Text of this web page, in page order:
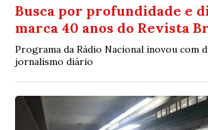
Busca por profundidade e
marca 40 anos do Revista
Programa da Rádio Nacional inovou com
jornalismo diário